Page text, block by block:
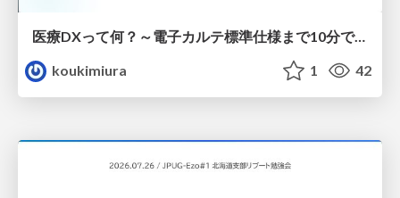
医療DXって何？～電子カルテ標準仕様まで10分で理解する～
koukimiura
1 42